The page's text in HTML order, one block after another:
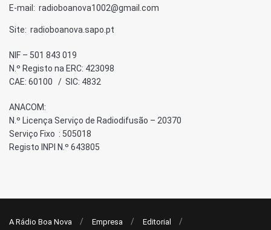
E-mail: radioboanova1002@gmail.com
Site: radioboanova.sapo.pt
NIF – 501 843 019
N.º Registo na ERC: 423098
CAE: 60100 / SIC: 4832
ANACOM:
N.º Licença Serviço de Radiodifusão – 20370
Serviço Fixo : 505018
Registo INPI N.º 643805
A Rádio Boa Nova Empresa Editorial